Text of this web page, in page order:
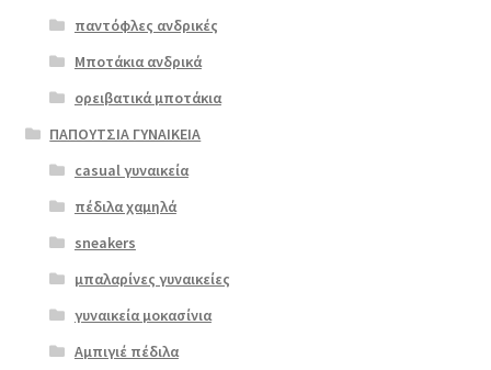
€79.00. είναι:
€63.00.
σελίδα
προϊόντος
παντόφλες ανδρικές
Μποτάκια ανδρικά
ορειβατικά μποτάκια
ΠΑΠΟΥΤΣΙΑ ΓΥΝΑΙΚΕΙΑ
casual γυναικεία
πέδιλα χαμηλά
sneakers
μπαλαρίνες γυναικείες
γυναικεία μοκασίνια
Αμπιγιέ πέδιλα